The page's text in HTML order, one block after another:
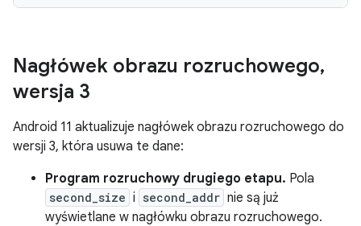
Nagłówek obrazu rozruchowego,
wersja 3
Android 11 aktualizuje nagłówek obrazu rozruchowego do
wersji 3, która usuwa te dane:
Program rozruchowy drugiego etapu. Pola
second_size i second_addr nie są już
wyświetlane w nagłówku obrazu rozruchowego.